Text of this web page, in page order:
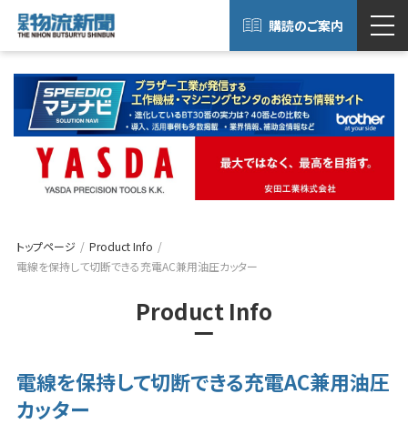
購読のご案内
トップページ
Product Info
電線を保持して切断できる充電AC兼用油圧カッター
Product Info
電線を保持して切断できる充電AC兼用油圧
カッター